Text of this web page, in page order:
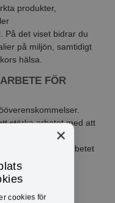
produkter,
På det viset bidrar du
på miljön, samtidigt
hälsa.
FÖR
stärka arbetet med att
att de globala
i och med arbetet
×
cookies för